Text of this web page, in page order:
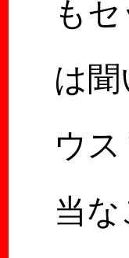
も
は
ウ
当